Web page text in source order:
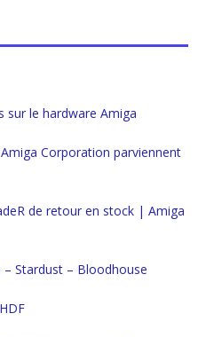
sur le hardware Amiga
Corporation parviennent
de retour en stock | Amiga
Stardust – Bloodhouse